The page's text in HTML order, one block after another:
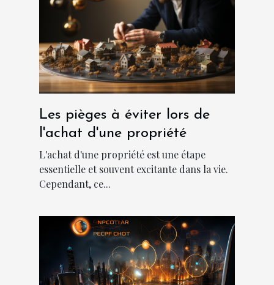
Les pièges à éviter lors de
l'achat d'une propriété
L'achat d'une propriété est une étape
essentielle et souvent excitante dans la vie.
Cependant, ce...